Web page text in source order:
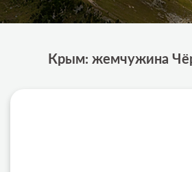
Крым: жемчужина